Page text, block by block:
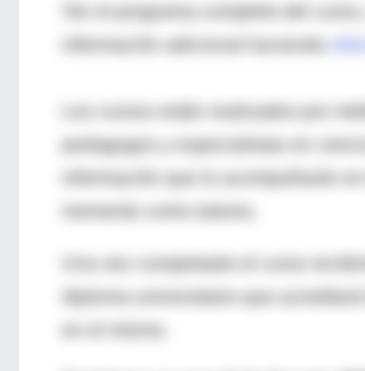
Ver el programa completo del curso,
pedagogos y especialistas en